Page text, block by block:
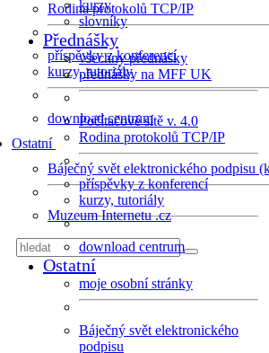
Rodina protokolů TCP/IP
příspěvky z konferencí
kurzy, tutoriály
download centrum
Ostatní
Báječný svět elektronického podpisu
Muzeum Internetu .cz
kurzy
slovníky
Přednášky
všechny přednášky
přednášky na MFF UK
Počítačové sítě v. 4.0
Rodina protokolů TCP/IP
příspěvky z konferencí
kurzy, tutoriály
download centrum
Ostatní
moje osobní stránky
Báječný svět elektronického
podpisu